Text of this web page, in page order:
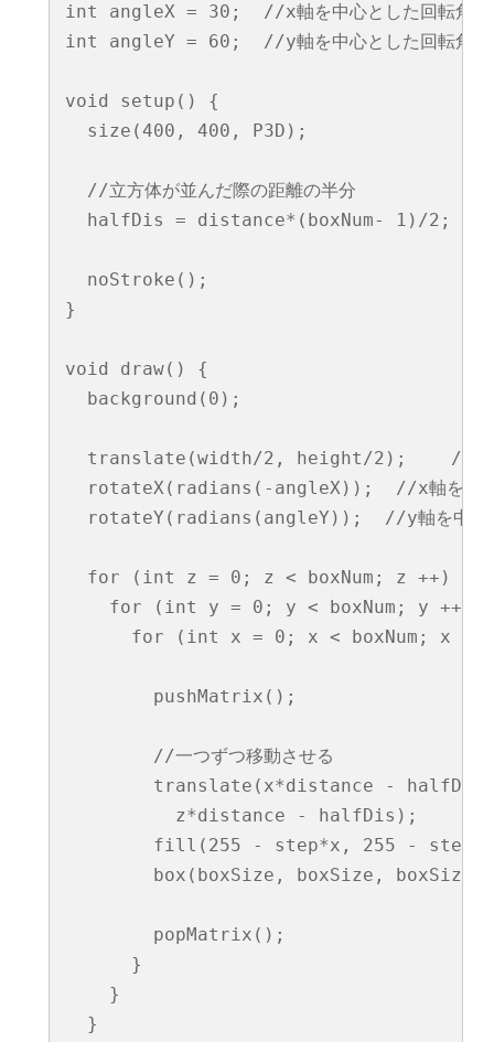
int angleX = 30;  //x軸を中心とした回転角度
int angleY = 60;  //y軸を中心とした回転角度
void setup() {
  size(400, 400, P3D);
  //立方体が並んだ際の距離の半分
  halfDis = distance*(boxNum- 1)/2;
  noStroke();
}
void draw() {
  background(0);
translate(width/2, height/2);    //基
rotateX(radians(-angleX));  //x軸を中
rotateY(radians(angleY));  //y軸を中心
for (int z = 0; z < boxNum; z ++) {
for (int y = 0; y < boxNum; y ++) {
for (int x = 0; x < boxNum; x ++)
        pushMatrix();
        //一つずつ移動させる
translate(x*distance -
          z*distance - halfDis);
fill(255 - step*x, 255 -
box(boxSize, boxSize, boxSize);
        popMatrix();
      }
    }
  }